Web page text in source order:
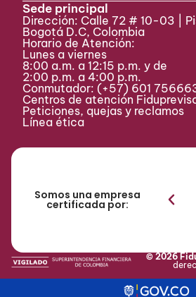
Sede principal
Dirección: Calle 72 # 10-03 |
Bogotá D.C, Colombia
Horario de Atención:
Lunes a viernes
8:00 a.m. a 12:15 p.m. y de
2:00 p.m. a 4:00 p.m.
Conmutador: (+57) 601
Centros de atención
Peticiones, quejas y reclamos
Línea ética
Somos una empresa
certificada por:
© 2026